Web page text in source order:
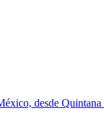
desde Quintana